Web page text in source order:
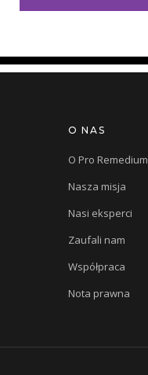
O NAS
O Pro Remedium
Nasza misja
Nasi eksperci
Zaufali nam
Współpraca
Nota prawna